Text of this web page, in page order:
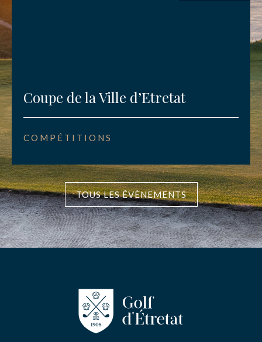
Coupe de la Ville d’Etretat
COMPÉTITIONS
TOUS LES ÉVÈNEMENTS